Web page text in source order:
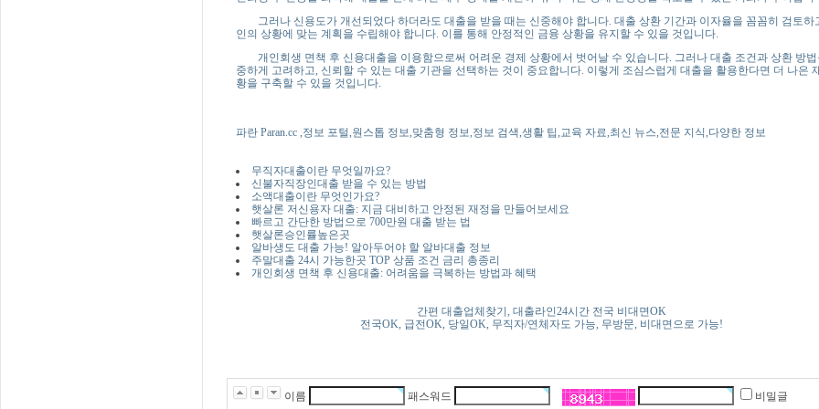
그러나 신용도가 개선되었다 하더라도 대출을 받을 때는 신중해야 합니다. 대출 상환 기간과 이자율을 꼼꼼히 검토하
인의 상황에 맞는 계획을 수립해야 합니다. 이를 통해 안정적인 금융 상황을 유지할 수 있을 것입니다.
개인회생 면책 후 신용대출을 이용함으로써 어려운 경제 상황에서 벗어날 수 있습니다. 그러나 대출 조건과 상환 방법
중하게 고려하고, 신뢰할 수 있는 대출 기관을 선택하는 것이 중요합니다. 이렇게 조심스럽게 대출을 활용한다면 더 나은
황을 구축할 수 있을 것입니다.
파란 Paran.cc ,정보 포털,원스톱 정보,맞춤형 정보,정보 검색,생활 팁,교육 자료,최신 뉴스,전문 지식,다양한 정보
무직자대출이란 무엇일까요?
신불자직장인대출 받을 수 있는 방법
소액대출이란 무엇인가요?
햇살론 저신용자 대출: 지금 대비하고 안정된 재정을 만들어보세요
빠르고 간단한 방법으로 700만원 대출 받는 법
햇살론승인률높은곳
알바생도 대출 가능! 알아두어야 할 알바대출 정보
주말대출 24시 가능한곳 TOP 상품 조건 금리 총종리
개인회생 면책 후 신용대출: 어려움을 극복하는 방법과 혜택
간편 대출업체찾기, 대출라인24시간 전국 비대면OK
전국OK, 급전OK, 당일OK, 무직자/연체자도 가능, 무방문, 비대면으로 가능!
이름 패스워드 비밀글